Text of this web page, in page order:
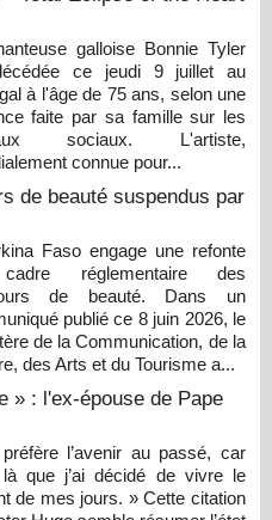
galloise Bonnie Tyler
ce jeudi 9 juillet au
à l'âge de 75 ans, selon une
faite par sa famille sur les
sociaux. L'artiste,
connue pour...
de beauté suspendus par
Faso engage une refonte
réglementaire des
de beauté. Dans un
publié ce 8 juin 2026, le
de la Communication, de la
des Arts et du Tourisme a...
» : l'ex-épouse de Pape
l’avenir au passé, car
là que j’ai décidé de vivre le
de mes jours. » Cette citation